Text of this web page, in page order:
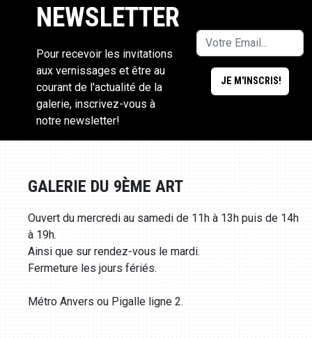
NEWSLETTER
Pour recevoir les invitations
aux vernissages et être au
courant de l'actualité de la
galerie, inscrivez-vous à
notre newsletter!
GALERIE DU 9ÈME ART
Ouvert du mercredi au samedi de 11h à 13h puis de 14h
à 19h.
Ainsi que sur rendez-vous le mardi.
Fermeture les jours fériés.
Métro Anvers ou Pigalle ligne 2.